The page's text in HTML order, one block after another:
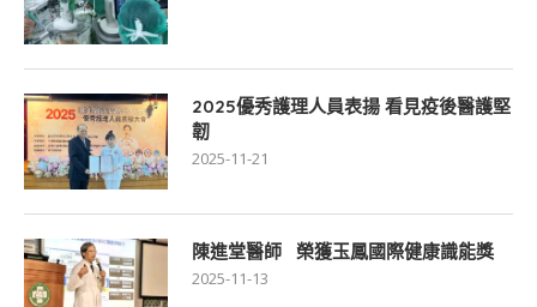
2025優秀護理人員表揚 看見疫後醫護堅
韌
2025-11-21
陳進堂醫師 榮獲玉鳳國際健康識能獎
2025-11-13